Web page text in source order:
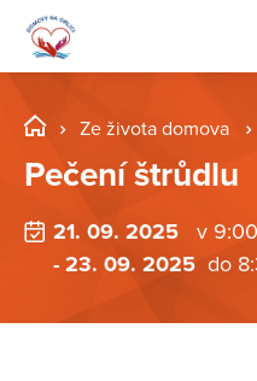
Ze života domova
Pečení štrůdlu
21. 09. 2025
v
- 23. 09. 2025 do